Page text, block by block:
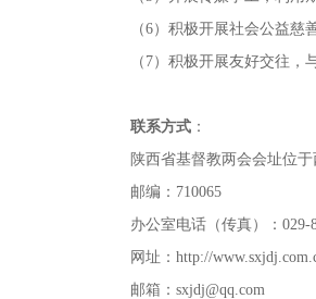
（6）积极开展社会公益慈
（7）积极开展友好交往
联系方式 ：
陕西省基督教两会会址位于
邮编：710065
办公室电话（传真）：029-
网址：http://
邮箱：sxjdj@qq.com